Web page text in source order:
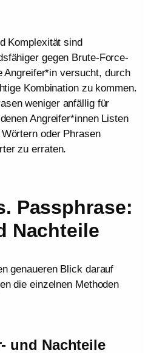
Komplexität sind
gegen Brute-Force-
Angreifer*in versucht, durch
Kombination zu kommen.
weniger anfällig für
Angreifer*innen Listen
oder Phrasen
zu erraten.
Passphrase:
Nachteile
genaueren Blick darauf
die einzelnen Methoden
und Nachteile